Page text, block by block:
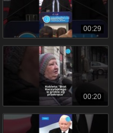
00:29
00:20